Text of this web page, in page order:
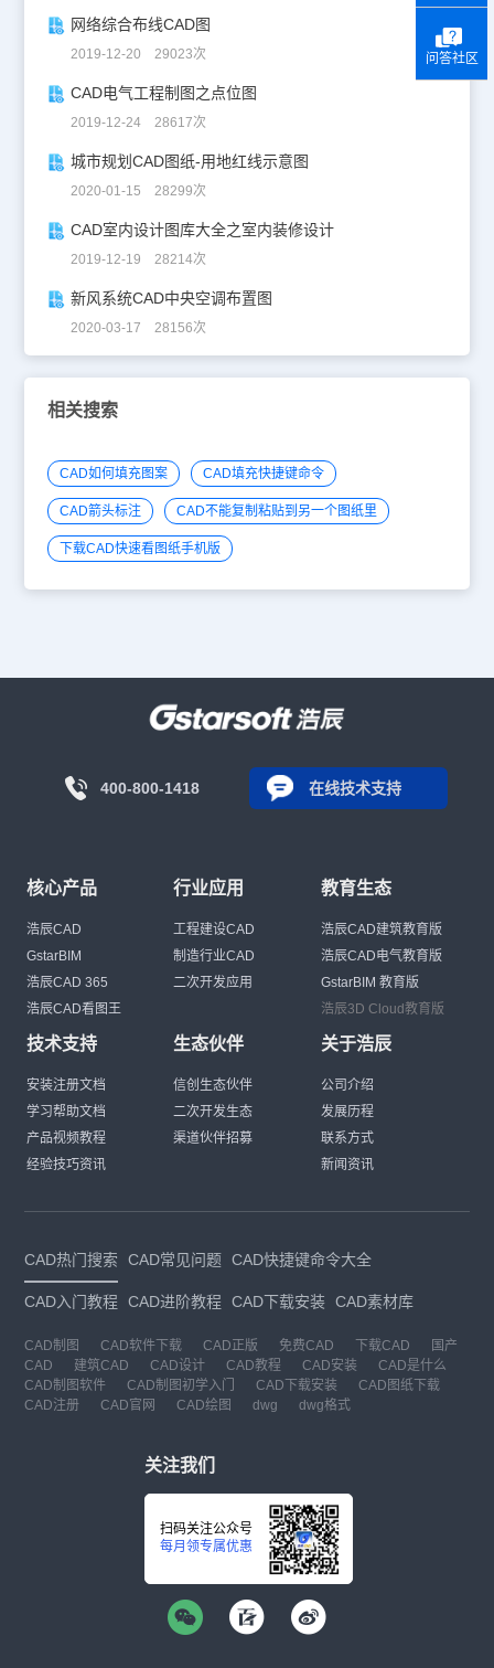
网络综合布线CAD图
2019-12-20 29023次
CAD电气工程制图之点位图
2019-12-24 28617次
城市规划CAD图纸-用地红线示意图
2020-01-15 28299次
CAD室内设计图库大全之室内装修设计
2019-12-19 28214次
新风系统CAD中央空调布置图
2020-03-17 28156次
相关搜索
CAD如何填充图案 CAD填充快捷键命令
CAD箭头标注 CAD不能复制粘贴到另一个图纸里
下载CAD快速看图纸手机版
400-800-1418 在线技术支持
核心产品
浩辰CAD
GstarBIM
浩辰CAD 365
浩辰CAD看图王
行业应用
工程建设CAD
制造行业CAD
二次开发应用
教育生态
浩辰CAD建筑教育版
浩辰CAD电气教育版
GstarBIM 教育版
浩辰3D Cloud教育版
技术支持
安装注册文档
学习帮助文档
产品视频教程
经验技巧资讯
生态伙伴
信创生态伙伴
二次开发生态
渠道伙伴招募
关于浩辰
公司介绍
发展历程
联系方式
新闻资讯
CAD热门搜索 CAD常见问题 CAD快捷键命令大全
CAD入门教程 CAD进阶教程 CAD下载安装 CAD素材库
CAD制图 CAD软件下载 CAD正版 免费CAD 下载CAD
国产
CAD
建筑CAD CAD设计 CAD教程 CAD安装
CAD是什么
CAD制图软件
CAD制图初学入门 CAD下载安装
CAD图纸下载
CAD注册
CAD官网 CAD绘图 dwg dwg格式
关注我们
扫码关注公众号
每月领专属优惠
问答社区